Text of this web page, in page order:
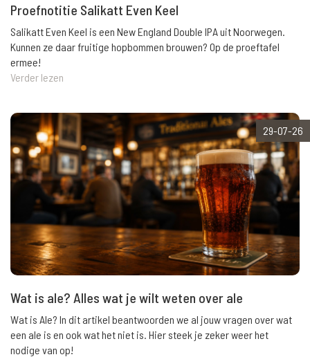
Proefnotitie Salikatt Even Keel
Salikatt Even Keel is een New England Double IPA uit Noorwegen.
Kunnen ze daar fruitige hopbommen brouwen? Op de proeftafel
ermee!
Verder lezen
29-07-26
Wat is ale? Alles wat je wilt weten over ale
Wat is Ale? In dit artikel beantwoorden we al jouw vragen over wat
een ale is en ook wat het niet is. Hier steek je zeker weer het
nodige van op!